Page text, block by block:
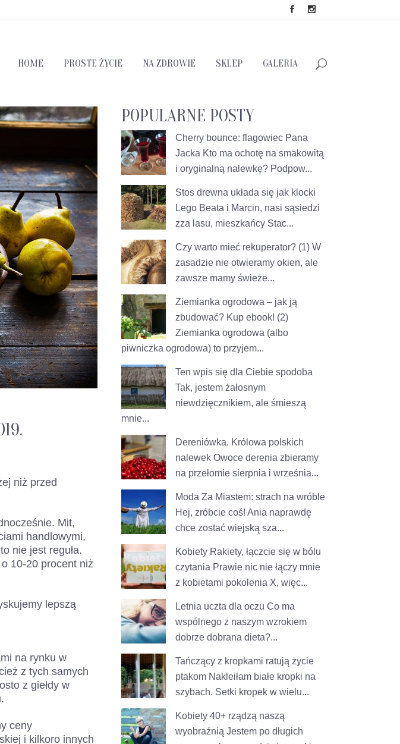
HOME PROSTE ŻYCIE NA ZDROWIE SKLEP GALERIA
niż przed
Mit,
handlowymi,
nie jest reguła.
10-20 procent niż
lepszą
na rynku w
z tych samych
z giełdy w
ceny
i kilkoro innych
POPULARNE POSTY
Cherry bounce: flagowiec Pana
Jacka Kto ma ochotę na smakowitą
i oryginalną nalewkę? Podpow...
Stos drewna układa się jak klocki
Lego Beata i Marcin, nasi sąsiedzi
zza lasu, mieszkańcy Stac...
Czy warto mieć rekuperator? (1) W
zasadzie nie otwieramy okien, ale
zawsze mamy świeże...
Ziemianka ogrodowa – jak ją
zbudować? Kup ebook! (2)
Ziemianka ogrodowa (albo
piwniczka ogrodowa) to przyjem...
Ten wpis się dla Ciebie spodoba
Tak, jestem żałosnym
niewdzięcznikiem, ale śmieszą
mnie...
Dereniówka. Królowa polskich
nalewek Owoce derenia zbieramy
na przełomie sierpnia i września...
Moda Za Miastem: strach na wróble
Hej, zróbcie coś! Ania naprawdę
chce zostać wiejską sza...
Kobiety Rakiety, łączcie się w bólu
czytania Prawie nic nie łączy mnie
z kobietami pokolenia X, więc...
Letnia uczta dla oczu Co ma
wspólnego z naszym wzrokiem
dobrze dobrana dieta?...
Tańczący z kropkami ratują życie
ptakom Nakleiłam białe kropki na
szybach. Setki kropek w wielu...
Kobiety 40+ rządzą naszą
wyobraźnią Jestem po długich